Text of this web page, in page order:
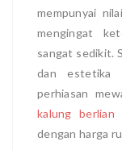
mempunyai
mengingat
sangat sedikit.
dan estetika
perhiasan
kalung berlian
dengan harga